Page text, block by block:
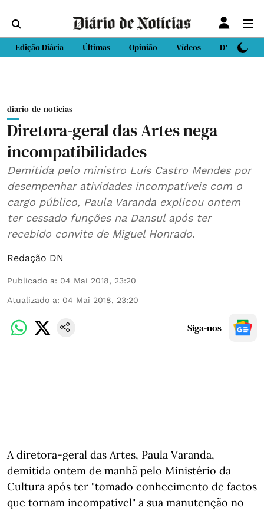
Edição Diária Últimas Opinião Vídeos DN Sport
diario-de-noticias
Diretora-geral das Artes nega
incompatibilidades
Demitida pelo ministro Luís Castro Mendes por
desempenhar atividades incompatíveis com o
cargo público, Paula Varanda explicou ontem
ter cessado funções na Dansul após ter
recebido convite de Miguel Honrado.
Redação DN
Publicado a: 04 Mai 2018, 23:20
Atualizado a: 04 Mai 2018, 23:20
Siga-nos
A diretora-geral das Artes, Paula Varanda,
demitida ontem de manhã pelo Ministério da
Cultura após ter "tomado conhecimento de factos
que tornam incompatível" a sua manutenção no